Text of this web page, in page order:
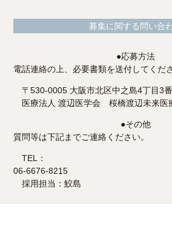
募集に関する問い合
●応募方法
電話連絡の上、必要書類を送付してくだ
〒530-0005 大阪市北区中之島4丁目3
医療法人 渡辺医学会 桜橋渡辺未来
●その他
質問等は下記までご連絡ください。
TEL：
06-6676-8215
採用担当：鮫島